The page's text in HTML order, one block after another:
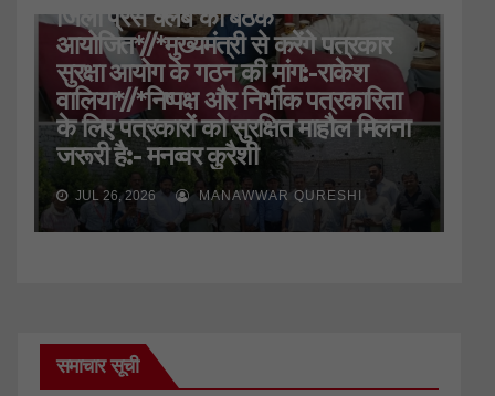
जिला प्रेस क्लब की बैठक
आयोजित*//*मुख्यमंत्री से करेंगे पत्रकार
सुरक्षा आयोग के गठन की मांग:-राकेश
वालिया*//*निष्पक्ष और निर्भीक पत्रकारिता
के लिए पत्रकारों को सुरक्षित माहौल मिलना
जरूरी है:- मनव्वर कुरैशी
JUL 26, 2026 MANAWWAR QURESHI
समाचार सूची